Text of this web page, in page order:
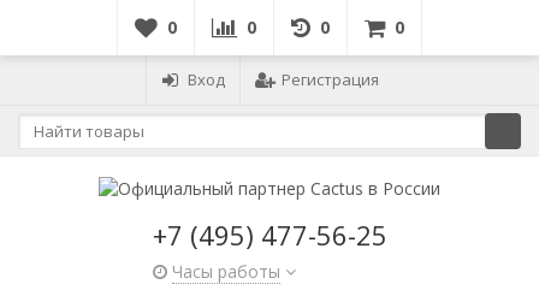
0 0 0 0
Вход Регистрация
+7 (495) 477-56-25
Часы работы